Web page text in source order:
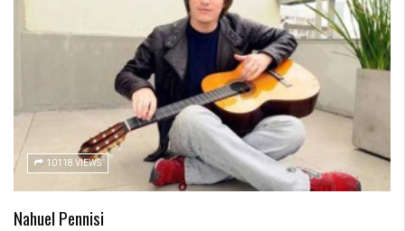
10118 VIEWS
Nahuel Pennisi